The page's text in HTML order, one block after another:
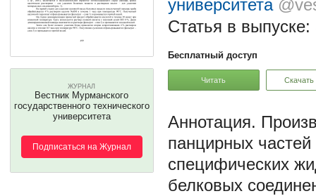
ЖУРНАЛ
Вестник Мурманского
государственного технического
университета
Подписаться на Журнал
университета
Статья в выпуске:
Бесплатный доступ
Читать Скачать
панцирных
специфических
белковых